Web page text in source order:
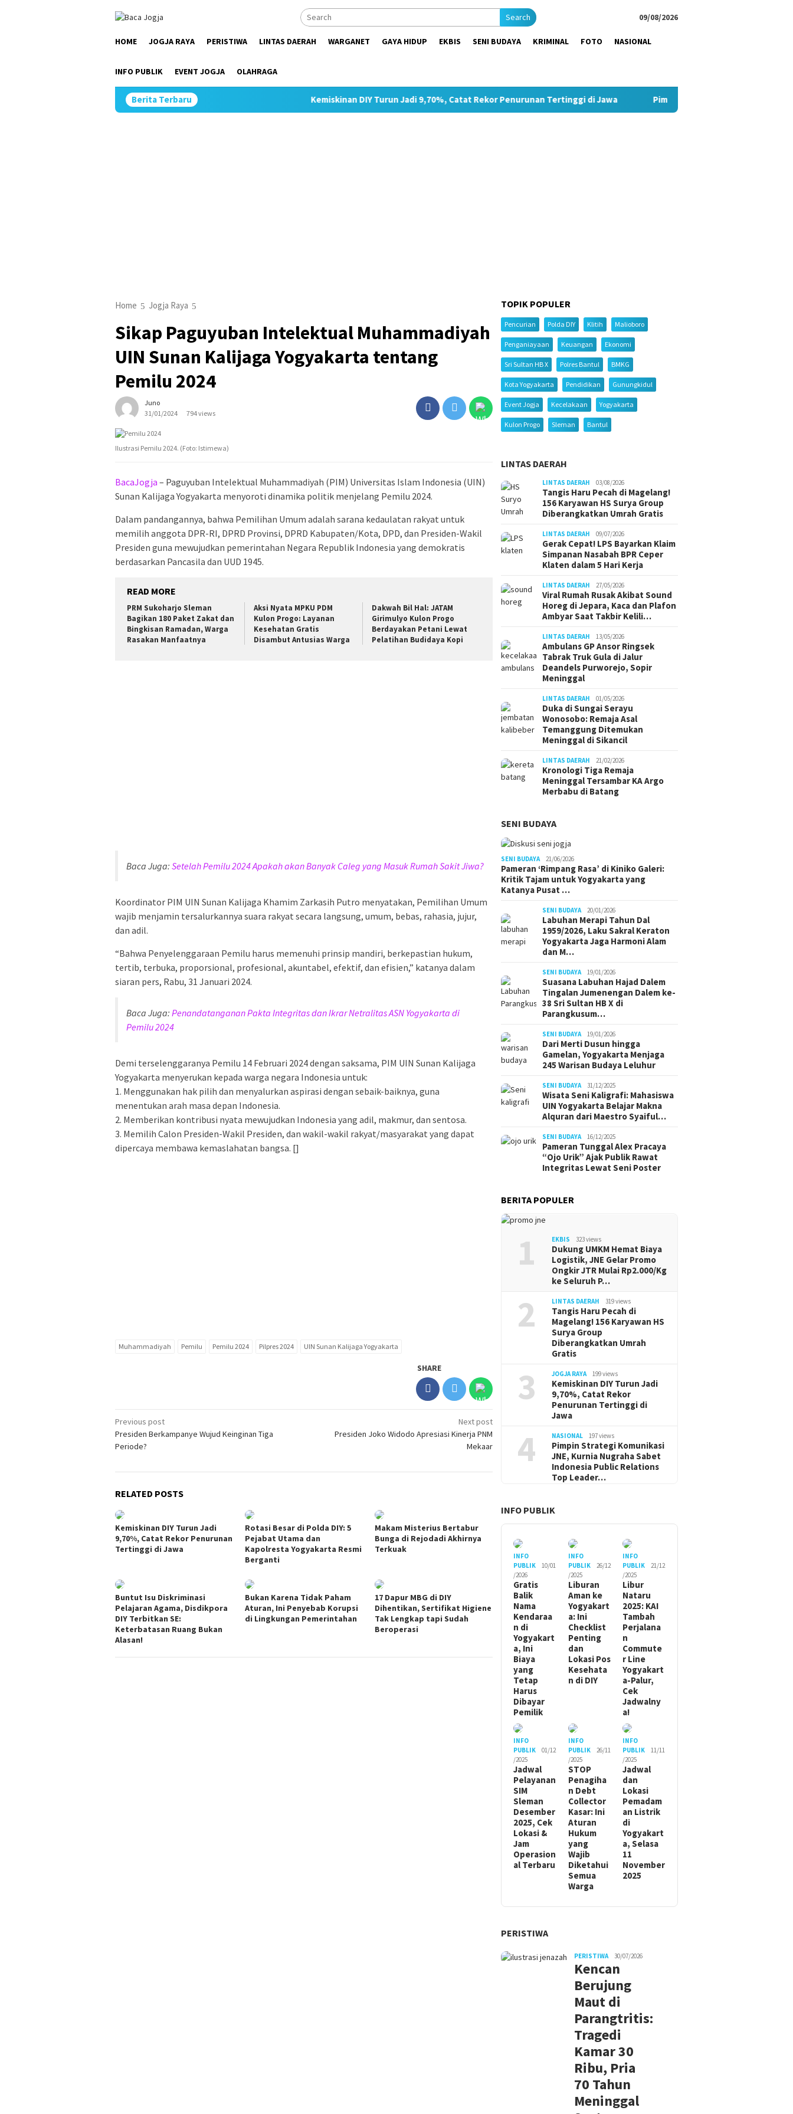
Search 09/08/2026
HOME JOGJA RAYA PERISTIWA LINTAS DAERAH WARGANET GAYA HIDUP EKBIS SENI BUDAYA KRIMINAL FOTO NASIONAL
INFO PUBLIK EVENT JOGJA OLAHRAGA
Berita Terbaru Kemiskinan DIY Turun Jadi 9,70%, Catat Rekor Penurunan Tertinggi di Jawa Pimpin Strategi Komunikasi JNE, Kurnia Nugraha
Home Jogja Raya
Sikap Paguyuban Intelektual Muhammadiyah
UIN Sunan Kalijaga Yogyakarta tentang
Pemilu 2024
Juno
31/01/2024
794 views
Ilustrasi Pemilu 2024. (Foto: Istimewa)
BacaJogja – Paguyuban Intelektual Muhammadiyah (PIM) Universitas Islam Indonesia (UIN)
Sunan Kalijaga Yogyakarta menyoroti dinamika politik menjelang Pemilu 2024.
Dalam pandangannya, bahwa Pemilihan Umum adalah sarana kedaulatan rakyat untuk
memilih anggota DPR-RI, DPRD Provinsi, DPRD Kabupaten/Kota, DPD, dan Presiden-Wakil
Presiden guna mewujudkan pemerintahan Negara Republik Indonesia yang demokratis
berdasarkan Pancasila dan UUD 1945.
READ MORE
PRM Sukoharjo Sleman
Bagikan 180 Paket Zakat dan
Bingkisan Ramadan, Warga
Rasakan Manfaatnya
Aksi Nyata MPKU PDM
Kulon Progo: Layanan
Kesehatan Gratis
Disambut Antusias Warga
Dakwah Bil Hal: JATAM
Girimulyo Kulon Progo
Berdayakan Petani Lewat
Pelatihan Budidaya Kopi
Baca Juga: Setelah Pemilu 2024 Apakah akan Banyak Caleg yang Masuk Rumah Sakit Jiwa?
Koordinator PIM UIN Sunan Kalijaga Khamim Zarkasih Putro menyatakan, Pemilihan Umum
wajib menjamin tersalurkannya suara rakyat secara langsung, umum, bebas, rahasia, jujur,
dan adil.
“Bahwa Penyelenggaraan Pemilu harus memenuhi prinsip mandiri, berkepastian hukum,
tertib, terbuka, proporsional, profesional, akuntabel, efektif, dan efisien,” katanya dalam
siaran pers, Rabu, 31 Januari 2024.
Baca Juga: Penandatanganan Pakta Integritas dan Ikrar Netralitas ASN Yogyakarta di
Pemilu 2024
Demi terselenggaranya Pemilu 14 Februari 2024 dengan saksama, PIM UIN Sunan Kalijaga
Yogyakarta menyerukan kepada warga negara Indonesia untuk:
1. Menggunakan hak pilih dan menyalurkan aspirasi dengan sebaik-baiknya, guna
menentukan arah masa depan Indonesia.
2. Memberikan kontribusi nyata mewujudkan Indonesia yang adil, makmur, dan sentosa.
3. Memilih Calon Presiden-Wakil Presiden, dan wakil-wakil rakyat/masyarakat yang dapat
dipercaya membawa kemaslahatan bangsa. []
Muhammadiyah Pemilu Pemilu 2024 Pilpres 2024 UIN Sunan Kalijaga Yogyakarta
SHARE
Post
navigation
Previous post
Presiden Berkampanye Wujud Keinginan Tiga
Periode?
Next post
Presiden Joko Widodo Apresiasi Kinerja PNM
Mekaar
RELATED POSTS
Kemiskinan DIY Turun Jadi
9,70%, Catat Rekor Penurunan
Tertinggi di Jawa
Rotasi Besar di Polda DIY: 5
Pejabat Utama dan
Kapolresta Yogyakarta Resmi
Berganti
Makam Misterius Bertabur
Bunga di Rejodadi Akhirnya
Terkuak
Buntut Isu Diskriminasi
Pelajaran Agama, Disdikpora
DIY Terbitkan SE:
Keterbatasan Ruang Bukan
Alasan!
Bukan Karena Tidak Paham
Aturan, Ini Penyebab Korupsi
di Lingkungan Pemerintahan
17 Dapur MBG di DIY
Dihentikan, Sertifikat Higiene
Tak Lengkap tapi Sudah
Beroperasi
TOPIK POPULER
Pencurian Polda DIY Klitih Malioboro
Penganiayaan Keuangan Ekonomi
Sri Sultan HB X Polres Bantul BMKG
Kota Yogyakarta Pendidikan Gunungkidul
Event Jogja Kecelakaan Yogyakarta
Kulon Progo Sleman Bantul
LINTAS DAERAH
LINTAS DAERAH 03/08/2026
Tangis Haru Pecah di Magelang!
156 Karyawan HS Surya Group
Diberangkatkan Umrah Gratis
LINTAS DAERAH 09/07/2026
Gerak Cepat! LPS Bayarkan Klaim
Simpanan Nasabah BPR Ceper
Klaten dalam 5 Hari Kerja
LINTAS DAERAH 27/05/2026
Viral Rumah Rusak Akibat Sound
Horeg di Jepara, Kaca dan Plafon
Ambyar Saat Takbir Kelili…
LINTAS DAERAH 13/05/2026
Ambulans GP Ansor Ringsek
Tabrak Truk Gula di Jalur
Deandels Purworejo, Sopir
Meninggal
LINTAS DAERAH 01/05/2026
Duka di Sungai Serayu
Wonosobo: Remaja Asal
Temanggung Ditemukan
Meninggal di Sikancil
LINTAS DAERAH 21/02/2026
Kronologi Tiga Remaja
Meninggal Tersambar KA Argo
Merbabu di Batang
SENI BUDAYA
SENI BUDAYA 21/06/2026
Pameran ‘Rimpang Rasa’ di Kiniko Galeri:
Kritik Tajam untuk Yogyakarta yang
Katanya Pusat …
SENI BUDAYA 20/01/2026
Labuhan Merapi Tahun Dal
1959/2026, Laku Sakral Keraton
Yogyakarta Jaga Harmoni Alam
dan M…
SENI BUDAYA 19/01/2026
Suasana Labuhan Hajad Dalem
Tingalan Jumenengan Dalem ke-
38 Sri Sultan HB X di
Parangkusum…
SENI BUDAYA 19/01/2026
Dari Merti Dusun hingga
Gamelan, Yogyakarta Menjaga
245 Warisan Budaya Leluhur
SENI BUDAYA 31/12/2025
Wisata Seni Kaligrafi: Mahasiswa
UIN Yogyakarta Belajar Makna
Alquran dari Maestro Syaiful…
SENI BUDAYA 16/12/2025
Pameran Tunggal Alex Pracaya
“Ojo Urik” Ajak Publik Rawat
Integritas Lewat Seni Poster
BERITA POPULER
1 EKBIS 323 views
Dukung UMKM Hemat Biaya
Logistik, JNE Gelar Promo
Ongkir JTR Mulai Rp2.000/Kg
ke Seluruh P…
2 LINTAS DAERAH 319 views
Tangis Haru Pecah di
Magelang! 156 Karyawan HS
Surya Group
Diberangkatkan Umrah
Gratis
3 JOGJA RAYA 199 views
Kemiskinan DIY Turun Jadi
9,70%, Catat Rekor
Penurunan Tertinggi di
Jawa
4 NASIONAL 197 views
Pimpin Strategi Komunikasi
JNE, Kurnia Nugraha Sabet
Indonesia Public Relations
Top Leader…
INFO PUBLIK
INFO
PUBLIK
10/01
/2026
Gratis
Balik
Nama
Kendaraa
n di
Yogyakart
a, Ini
Biaya
yang
Tetap
Harus
Dibayar
Pemilik
INFO
PUBLIK
26/12
/2025
Liburan
Aman ke
Yogyakart
a: Ini
Checklist
Penting
dan
Lokasi Pos
Kesehata
n di DIY
INFO
PUBLIK
21/12
/2025
Libur
Nataru
2025: KAI
Tambah
Perjalana
n
Commute
r Line
Yogyakart
a-Palur,
Cek
Jadwalny
a!
INFO
PUBLIK
01/12
/2025
Jadwal
Pelayanan
SIM
Sleman
Desember
2025, Cek
Lokasi &
Jam
Operasion
al Terbaru
INFO
PUBLIK
26/11
/2025
STOP
Penagiha
n Debt
Collector
Kasar: Ini
Aturan
Hukum
yang
Wajib
Diketahui
Semua
Warga
INFO
PUBLIK
11/11
/2025
Jadwal
dan
Lokasi
Pemadam
an Listrik
di
Yogyakart
a, Selasa
11
November
2025
PERISTIWA
PERISTIWA 30/07/2026
Kencan
Berujung
Maut di
Parangtritis:
Tragedi
Kamar 30
Ribu, Pria
70 Tahun
Meninggal